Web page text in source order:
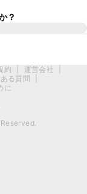
？
約 運営会社
る質問
に